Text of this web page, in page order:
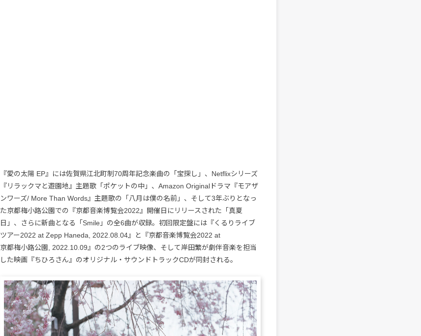
『愛の太陽 EP』には佐賀県江北町制70周年記念楽曲の「宝探し」、Netflixシリーズ
『リラックマと遊園地』主題歌「ポケットの中」、Amazon Originalドラマ『モアザ
ンワーズ/ More Than Words』主題歌の「八月は僕の名前」、そして3年ぶりとなっ
た京都梅小路公園での『京都音楽博覧会2022』開催日にリリースされた「真夏
日」、さらに新曲となる「Smile」の全6曲が収録。初回限定盤には『くるりライブ
ツアー2022 at Zepp Haneda, 2022.08.04』と『京都音楽博覧会2022 at
京都梅小路公園, 2022.10.09』の2つのライブ映像、そして岸田繁が劇伴音楽を担当
した映画『ちひろさん』のオリジナル・サウンドトラックCDが同封される。